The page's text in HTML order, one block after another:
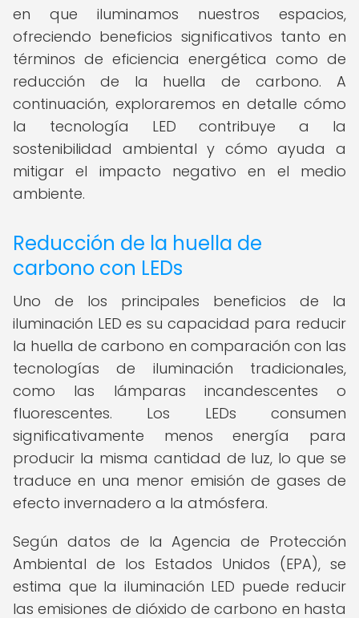
en que iluminamos nuestros espacios,
ofreciendo beneficios significativos tanto en
términos de eficiencia energética como de
reducción de la huella de carbono. A
continuación, exploraremos en detalle cómo
la tecnología LED contribuye a la
sostenibilidad ambiental y cómo ayuda a
mitigar el impacto negativo en el medio
ambiente.
Reducción de la huella de
carbono con LEDs
Uno de los principales beneficios de la
iluminación LED es su capacidad para reducir
la huella de carbono en comparación con las
tecnologías de iluminación tradicionales,
como las lámparas incandescentes o
fluorescentes. Los LEDs consumen
significativamente menos energía para
producir la misma cantidad de luz, lo que se
traduce en una menor emisión de gases de
efecto invernadero a la atmósfera.
Según datos de la Agencia de Protección
Ambiental de los Estados Unidos (EPA), se
estima que la iluminación LED puede reducir
las emisiones de dióxido de carbono en hasta